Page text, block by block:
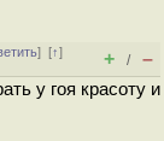
][↑]
+ / –
у гоя красоту и